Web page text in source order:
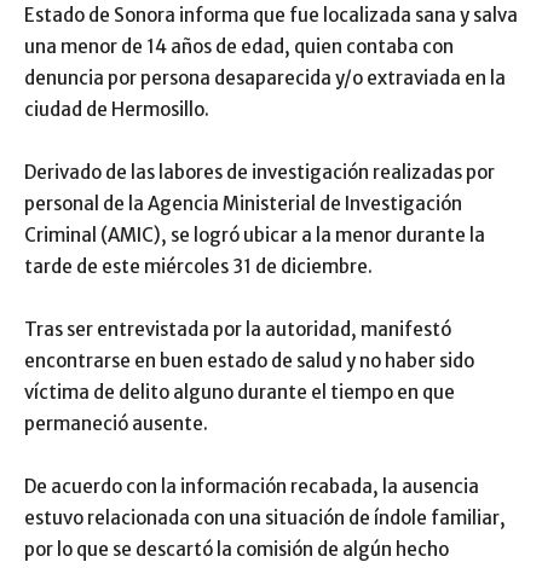
Estado de Sonora informa que fue localizada sana y salva
una menor de 14 años de edad, quien contaba con
denuncia por persona desaparecida y/o extraviada en la
ciudad de Hermosillo.
Derivado de las labores de investigación realizadas por
personal de la Agencia Ministerial de Investigación
Criminal (AMIC), se logró ubicar a la menor durante la
tarde de este miércoles 31 de diciembre.
Tras ser entrevistada por la autoridad, manifestó
encontrarse en buen estado de salud y no haber sido
víctima de delito alguno durante el tiempo en que
permaneció ausente.
De acuerdo con la información recabada, la ausencia
estuvo relacionada con una situación de índole familiar,
por lo que se descartó la comisión de algún hecho